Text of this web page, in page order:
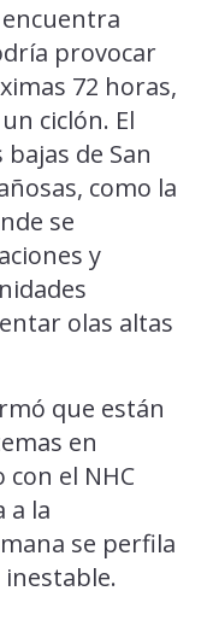
provocar
72 horas,
ciclón. El
de San
como la
se
y
olas altas
que están
en
el NHC
a la
se perfila